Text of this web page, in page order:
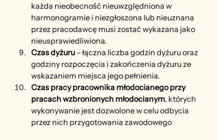
każda nieobecność nieuwzględniona w
harmonogramie i niezgłoszona lub nieuznana
przez pracodawcę musi zostać wykazana jako
nieusprawiedliwiona.
Czas dyżuru – łączna liczba godzin dyżuru oraz
godziny rozpoczęcia i zakończenia dyżuru ze
wskazaniem miejsca jego pełnienia.
Czas pracy pracownika młodocianego przy
pracach wzbronionych młodocianym, których
wykonywanie jest dozwolone w celu odbycia
przez nich przygotowania zawodowego